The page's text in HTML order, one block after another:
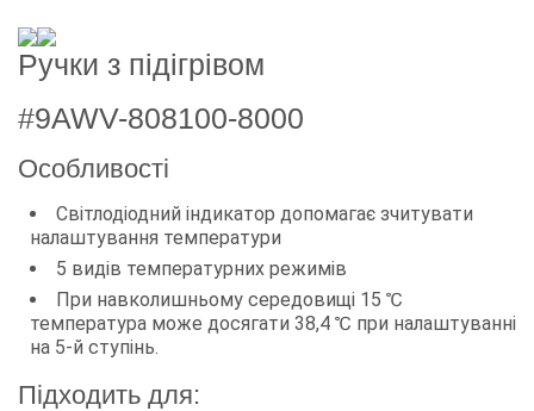
Ручки з підігрівом
#9AWV-808100-8000
Особливості
Світлодіодний індикатор допомагає зчитувати
налаштування температури
5 видів температурних режимів
При навколишньому середовищі 15 ℃
температура може досягати 38,4 ℃ при налаштуванні
на 5-й ступінь.
Підходить для: